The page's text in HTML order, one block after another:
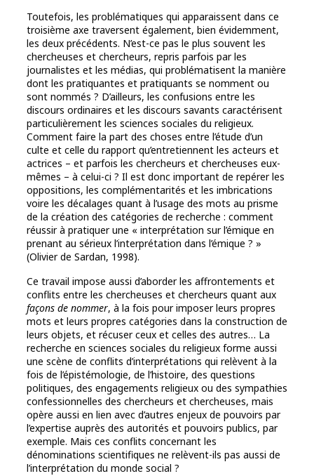
Toutefois, les problématiques qui apparaissent dans ce
troisième axe traversent également, bien évidemment,
les deux précédents. N’est-ce pas le plus souvent les
chercheuses et chercheurs, repris parfois par les
journalistes et les médias, qui problématisent la manière
dont les pratiquantes et pratiquants se nomment ou
sont nommés ? D’ailleurs, les confusions entre les
discours ordinaires et les discours savants caractérisent
particulièrement les sciences sociales du religieux.
Comment faire la part des choses entre l’étude d’un
culte et celle du rapport qu’entretiennent les acteurs et
actrices – et parfois les chercheurs et chercheuses eux-
mêmes – à celui-ci ? Il est donc important de repérer les
oppositions, les complémentarités et les imbrications
voire les décalages quant à l’usage des mots au prisme
de la création des catégories de recherche : comment
réussir à pratiquer une « interprétation sur l’émique en
prenant au sérieux l’interprétation dans l’émique ? »
(Olivier de Sardan, 1998).
Ce travail impose aussi d’aborder les affrontements et
conflits entre les chercheuses et chercheurs quant aux
façons de nommer, à la fois pour imposer leurs propres
mots et leurs propres catégories dans la construction de
leurs objets, et récuser ceux et celles des autres… La
recherche en sciences sociales du religieux forme aussi
une scène de conflits d’interprétations qui relèvent à la
fois de l’épistémologie, de l’histoire, des questions
politiques, des engagements religieux ou des sympathies
confessionnelles des chercheurs et chercheuses, mais
opère aussi en lien avec d’autres enjeux de pouvoirs par
l’expertise auprès des autorités et pouvoirs publics, par
exemple. Mais ces conflits concernant les
dénominations scientifiques ne relèvent-ils pas aussi de
l’interprétation du monde social ?